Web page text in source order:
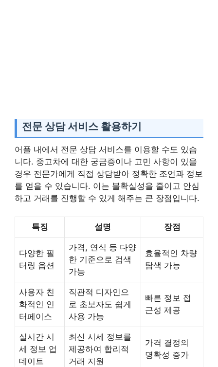
전문 상담 서비스 활용하기
어플 내에서 전문 상담 서비스를 이용할 수도 있습
니다. 중고차에 대한 궁금증이나 고민 사항이 있을
경우 전문가에게 직접 상담받아 정확한 조언과 정보
를 얻을 수 있습니다. 이는 불확실성을 줄이고 안심
하고 거래를 진행할 수 있게 해주는 큰 장점입니다.
특징 설명 장점
다양한 필
터링 옵션
가격, 연식 등 다양
한 기준으로 검색
가능
효율적인 차량
탐색 가능
사용자 친
화적인 인
터페이스
직관적 디자인으
로 초보자도 쉽게
사용 가능
빠른 정보 접
근성 제공
실시간 시
세 정보 업
데이트
최신 시세 정보를
제공하여 합리적
거래 지원
가격 결정의
명확성 증가